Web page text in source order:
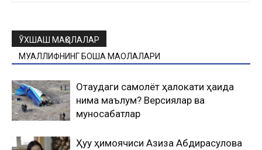
ЎХШАШ МАҚОЛАЛАР
МУАЛЛИФНИНГ БОШҚА МАҚОЛАЛАРИ
Оқтаудаги самолёт ҳалокати ҳақида
нима маълум? Версиялар ва
муносабатлар
Ҳуқуқ ҳимоячиси Азиза Абдирасулова